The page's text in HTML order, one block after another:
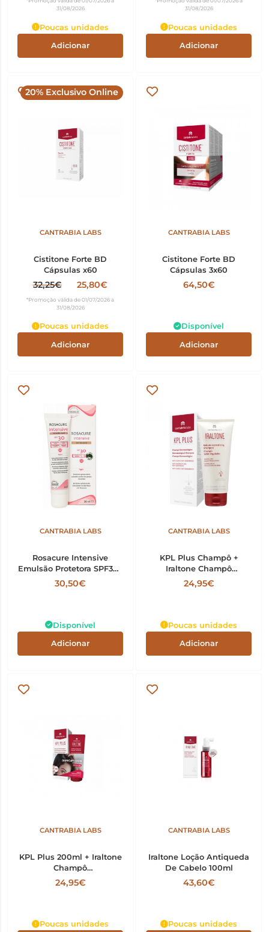
31/08/2026
Poucas unidades
Adicionar
31/08/2026
Poucas unidades
Adicionar
20% Exclusivo Online
CANTRABIA LABS
Cistitone Forte BD
Cápsulas x60
32,25€ 25,80€
*Promoção válida de 01/07/2026 a
31/08/2026
Poucas unidades
Adicionar
CANTRABIA LABS
Cistitone Forte BD
Cápsulas 3x60
64,50€
Disponível
Adicionar
CANTRABIA LABS
Rosacure Intensive
Emulsão Protetora SPF30+
Tom Dourado 30ml
30,50€
Disponível
Adicionar
CANTRABIA LABS
KPL Plus Champô +
Iraltone Champô
Seboregulador 200ml
24,95€
Poucas unidades
Adicionar
CANTRABIA LABS
KPL Plus 200ml + Iraltone
Champô
Fortificante200ml
24,95€
Poucas unidades
CANTRABIA LABS
Iraltone Loção Antiqueda
De Cabelo 100ml
43,60€
Poucas unidades